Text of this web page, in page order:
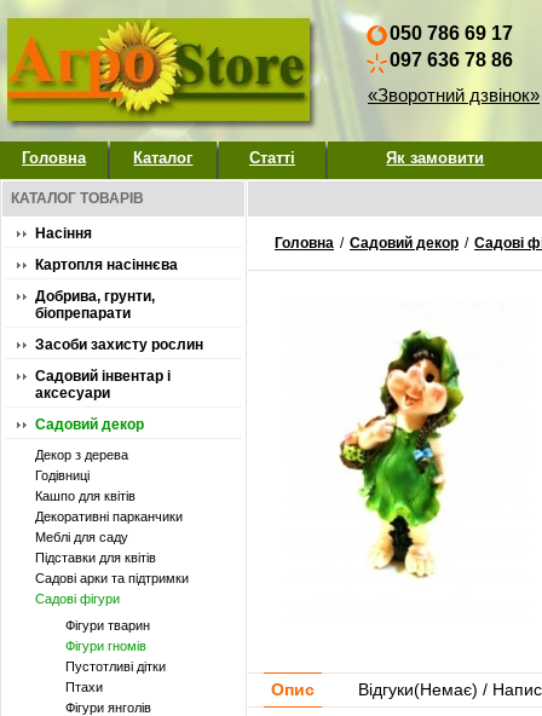
050 786 69 17
097 636 78 86
«Зворотний дзвінок»
Головна Каталог Статті Як замовити
КАТАЛОГ ТОВАРІВ
Насіння
Картопля насіннєва
Добрива, грунти,
біопрепарати
Засоби захисту рослин
Садовий інвентар і
аксесуари
Садовий декор
Декор з дерева
Годівниці
Кашпо для квітів
Декоративні парканчики
Меблі для саду
Підставки для квітів
Садові арки та підтримки
Садові фігури
Фігури тварин
Фігури гномів
Пустотливі дітки
Птахи
Фігури янголів
Головна / Садовий декор / Садові
Опис Відгуки(Немає) /